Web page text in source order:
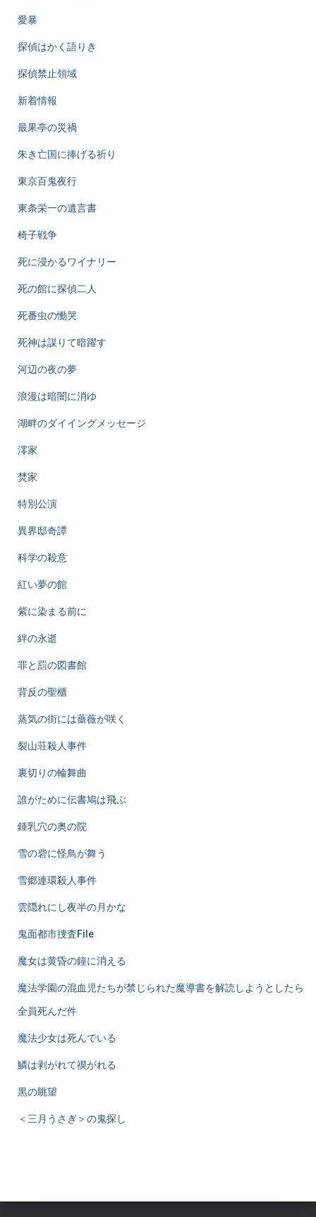
愛暴
探偵はかく語りき
探偵禁止領域
新着情報
最果亭の災禍
朱き亡国に捧げる祈り
東京百鬼夜行
東条栄一の遺言書
椅子戦争
死に浸かるワイナリー
死の館に探偵二人
死番虫の慟哭
死神は謀りて暗躍す
河辺の夜の夢
浪漫は暗闇に消ゆ
湖畔のダイイングメッセージ
澪家
焚家
特別公演
異界邸奇譚
科学の殺意
紅い夢の館
紫に染まる前に
絆の永逝
罪と罰の図書館
背反の聖櫃
蒸気の街には薔薇が咲く
裂山荘殺人事件
裏切りの輪舞曲
誰がために伝書鳩は飛ぶ
鍾乳穴の奥の院
雪の砦に怪鳥が舞う
雪郷連環殺人事件
雲隠れにし夜半の月かな
鬼面都市捜査File
魔女は黄昏の鐘に消える
魔法学園の混血児たちが禁じられた魔導書を解読しようとしたら
全員死んだ件
魔法少女は死んでいる
鱗は剥がれて禊がれる
黒の眺望
＜三月うさぎ＞の鬼探し